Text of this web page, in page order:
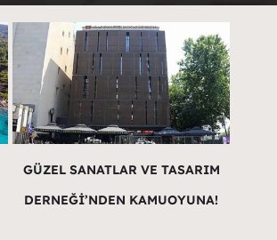
GÜZEL SANATLAR VE TASARIM
DERNEĞİ’NDEN KAMUOYUNA!